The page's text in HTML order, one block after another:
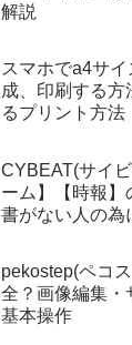
解説
スマホでa4サ
成、印刷する
るプリント方法
CYBEAT(サイ
ーム】【時報】
書がない人の為
pekostep(ペコ
全？画像編集・
基本操作